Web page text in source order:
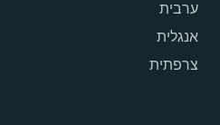
ערבית
אנגלית
צרפתית